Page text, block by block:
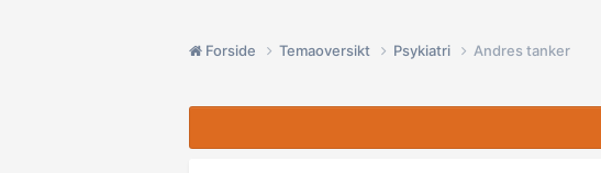
Forside Temaoversikt Psykiatri Andres tanker